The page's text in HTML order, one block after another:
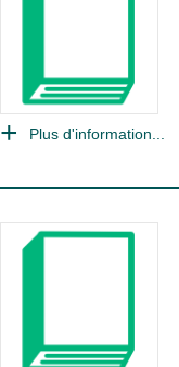
Plus d'information...